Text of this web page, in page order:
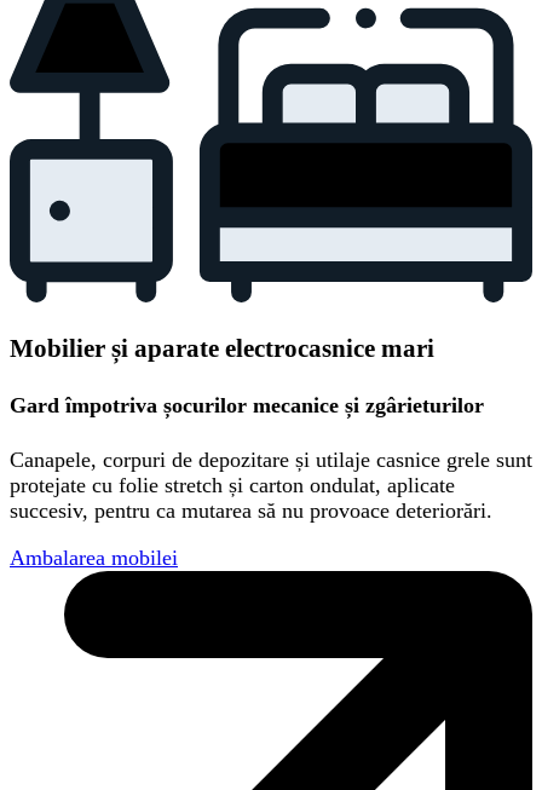
Mobilier și aparate electrocasnice mari
Gard împotriva șocurilor mecanice și zgârieturilor
Canapele, corpuri de depozitare și utilaje casnice grele sunt
protejate cu folie stretch și carton ondulat, aplicate
succesiv, pentru ca mutarea să nu provoace deteriorări.
Ambalarea mobilei